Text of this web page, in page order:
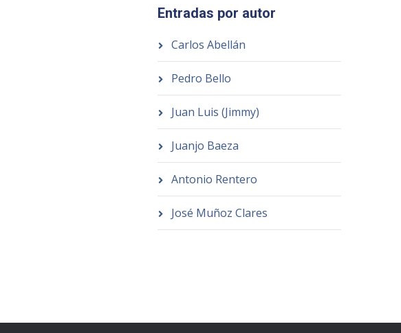
Entradas por autor
Carlos Abellán
Pedro Bello
Juan Luis (Jimmy)
Juanjo Baeza
Antonio Rentero
José Muñoz Clares